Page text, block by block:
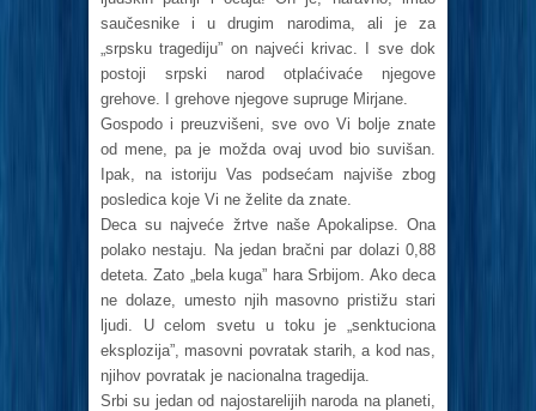
saučesnike i u drugim narodima, ali je za
„srpsku tragediju” on najveći krivac. I sve dok
postoji srpski narod otplaćivaće njegove
grehove. I grehove njegove supruge Mirjane.
Gospodo i preuzvišeni, sve ovo Vi bolje znate
od mene, pa je možda ovaj uvod bio suvišan.
Ipak, na istoriju Vas podsećam najviše zbog
posledica koje Vi ne želite da znate.
Deca su najveće žrtve naše Apokalipse. Ona
polako nestaju. Na jedan bračni par dolazi 0,88
deteta. Zato „bela kuga” hara Srbijom. Ako deca
ne dolaze, umesto njih masovno pristižu stari
ljudi. U celom svetu u toku je „senktuciona
eksplozija”, masovni povratak starih, a kod nas,
njihov povratak je nacionalna tragedija.
Srbi su jedan od najostarelijih naroda na planeti,